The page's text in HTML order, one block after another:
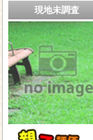
現地未調査